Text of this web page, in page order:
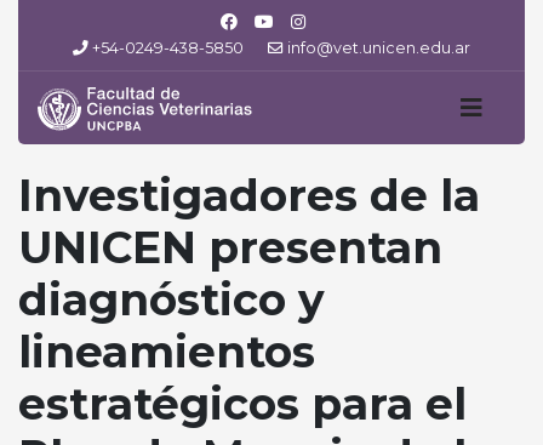
+54-0249-438-5850 info@vet.unicen.edu.ar
Investigadores de la
UNICEN presentan
diagnóstico y
lineamientos
estratégicos para el